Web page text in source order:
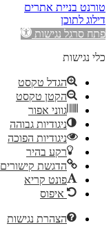
טורנט בניית אתרים
דילוג לתוכן
פתח סרגל נגישות
כלי נגישות
הגדל טקסט
הקטן טקסט
גווני אפור
ניגודיות גבוהה
ניגודיות הפוכה
רקע בהיר
הדגשת קישורים
פונט קריא
איפוס
הצהרת נגישות